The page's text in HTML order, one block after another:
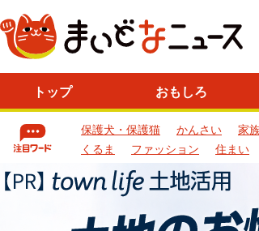
トップ おもしろ
保護犬・保護猫 かんさい 家
くるま
ファッション 住まい